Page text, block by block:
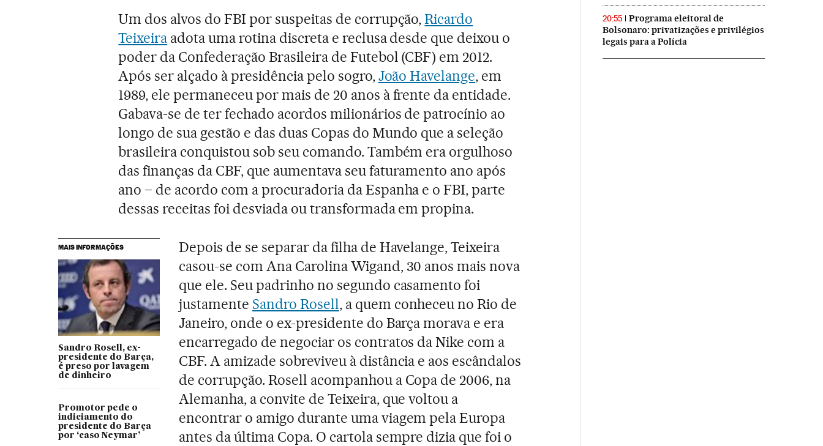
Um dos alvos do FBI por suspeitas de corrupção,Ricardo
Teixeira adota uma rotina discreta e reclusa desde que deixou o
poder da Confederação Brasileira de Futebol (CBF) em 2012.
Após ser alçado à presidência pelo sogro,João Havelange, em
1989, ele permaneceu por mais de 20 anos à frente da entidade.
Gabava-se de ter fechado acordos milionários de patrocínio ao
longo de sua gestão e das duas Copas do Mundo que a seleção
brasileira conquistou sob seu comando. Também era orgulhoso
das finanças da CBF, que aumentava seu faturamento ano após
ano – de acordo com a procuradoria da Espanha e o FBI, parte
dessas receitas foi desviada ou transformada em propina.
MAIS INFORMAÇÕES
Sandro Rosell, ex-
presidente do Barça,
é preso por lavagem
de dinheiro
Promotor pede o
indiciamento do
presidente do Barça
por ‘caso Neymar’
Depois de se separar da filha de Havelange, Teixeira
casou-se com Ana Carolina Wigand, 30 anos mais nova
que ele. Seu padrinho no segundo casamento foi
justamente Sandro Rosell, a quem conheceu no Rio de
Janeiro, onde o ex-presidente do Barça morava e era
encarregado de negociar os contratos da Nike com a
CBF. A amizade sobreviveu à distância e aos escândalos
de corrupção. Rosell acompanhou a Copa de 2006, na
Alemanha, a convite de Teixeira, que voltou a
encontrar o amigo durante uma viagem pela Europa
antes da última Copa. O cartola sempre dizia que foi o
20:55
Programa eleitoral de
Bolsonaro: privatizações e privilégios
legais para a Polícia